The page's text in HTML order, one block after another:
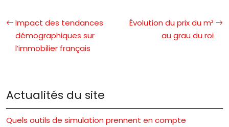
Impact des tendances
démographiques sur
l’immobilier français
Évolution du prix du m²
au grau du roi
Actualités du site
Quels outils de simulation prennent en compte